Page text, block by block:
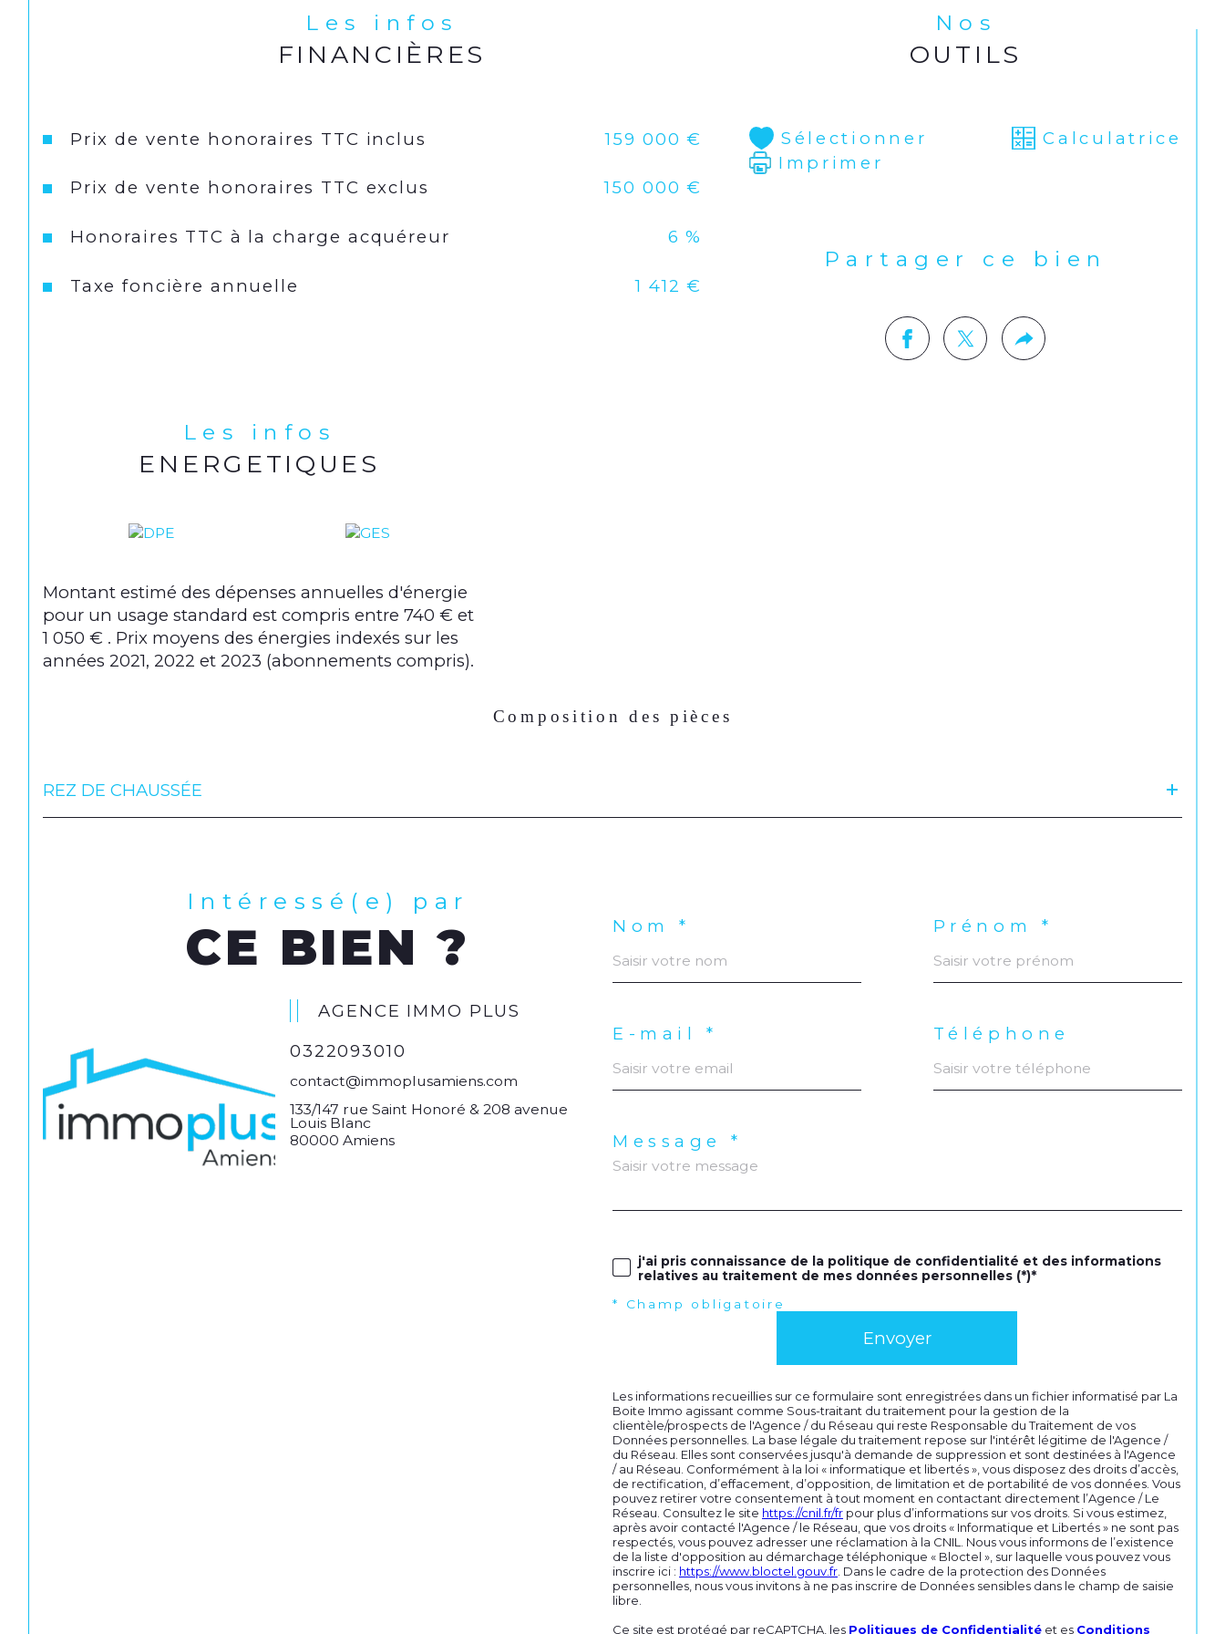
Les infos
FINANCIÈRES
Prix de vente honoraires TTC inclus 159 000 €
Prix de vente honoraires TTC exclus 150 000 €
Honoraires TTC à la charge acquéreur 6 %
Taxe foncière annuelle 1 412 €
Nos
OUTILS
Sélectionner
Calculatrice
Imprimer
Partager ce bien
Les infos
ENERGETIQUES
Montant estimé des dépenses annuelles d'énergie
pour un usage standard est compris entre 740 € et
1 050 € . Prix moyens des énergies indexés sur les
années 2021, 2022 et 2023 (abonnements compris).
Composition des pièces
REZ DE CHAUSSÉE
Intéressé(e) par
CE BIEN ?
AGENCE IMMO PLUS
0322093010
contact@immoplusamiens.com
133/147 rue Saint Honoré & 208 avenue
Louis Blanc
80000 Amiens
Nom * Prénom *
E-mail * Téléphone
Message *
j'ai pris connaissance de la politique de confidentialité et des informations
relatives au traitement de mes données personnelles (*)*
* Champ obligatoire
Envoyer
Les informations recueillies sur ce formulaire sont enregistrées dans un fichier informatisé par La
Boite Immo agissant comme Sous-traitant du traitement pour la gestion de la
clientèle/prospects de l'Agence / du Réseau qui reste Responsable du Traitement de vos
Données personnelles. La base légale du traitement repose sur l'intérêt légitime de l'Agence /
du Réseau. Elles sont conservées jusqu'à demande de suppression et sont destinées à l'Agence
/ au Réseau. Conformément à la loi « informatique et libertés », vous disposez des droits d’accès,
de rectification, d’effacement, d’opposition, de limitation et de portabilité de vos données. Vous
pouvez retirer votre consentement à tout moment en contactant directement l’Agence / Le
Réseau. Consultez le site https://cnil.fr/fr pour plus d’informations sur vos droits. Si vous estimez,
après avoir contacté l'Agence / le Réseau, que vos droits « Informatique et Libertés » ne sont pas
respectés, vous pouvez adresser une réclamation à la CNIL. Nous vous informons de l’existence
de la liste d'opposition au démarchage téléphonique « Bloctel », sur laquelle vous pouvez vous
inscrire ici : https://www.bloctel.gouv.fr . Dans le cadre de la protection des Données
personnelles, nous vous invitons à ne pas inscrire de Données sensibles dans le champ de saisie
libre.
Ce site est protégé par reCAPTCHA, les Politiques de Confidentialité et es Conditions